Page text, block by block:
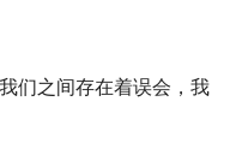
们之间存在着误会，我